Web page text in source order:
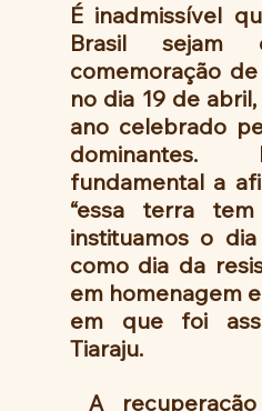
É inadmissível
Brasil sejam
comemoração
no dia 19 de
ano celebrado
fundamental a
“essa terra
instituamos o
como dia da
em homenagem
em que foi
Tiaraju.